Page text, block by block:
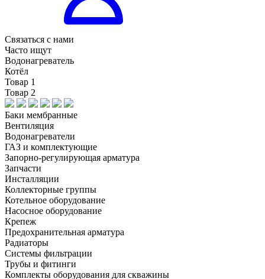
Связаться с нами
Часто ищут
Водонагреватель
Котёл
Товар 1
Товар 2
Баки мембранные
Вентиляция
Водонагреватели
ГАЗ и комплектующие
Запорно-регулирующая арматура
Запчасти
Инсталляции
Коллекторные группы
Котельное оборудование
Насосное оборудование
Крепеж
Предохранительная арматура
Радиаторы
Системы фильтрации
Трубы и фитинги
Комплекты оборудования для скважины